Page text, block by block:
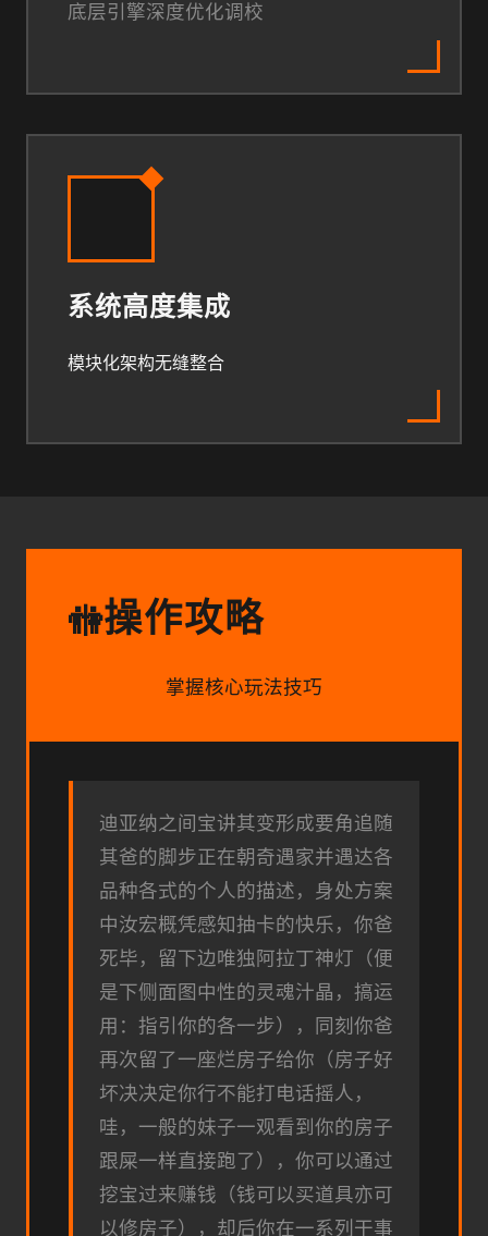
底层引擎深度优化调校
系统高度集成
模块化架构无缝整合
🚻操作攻略
掌握核心玩法技巧
迪亚纳之间宝讲其变形成要角追随
其爸的脚步正在朝奇遇家并遇达各
品种各式的个人的描述，身处方案
中汝宏概凭感知抽卡的快乐，你爸
死毕，留下边唯独阿拉丁神灯（便
是下侧面图中性的灵魂汁晶，搞运
用：指引你的各一步），同刻你爸
再次留了一座烂房子给你（房子好
坏决决定你行不能打电话摇人，
哇，一般的妹子一观看到你的房子
跟屎一样直接跑了），你可以通过
挖宝过来赚钱（钱可以买道具亦可
以修房子），却后你在一系列干事